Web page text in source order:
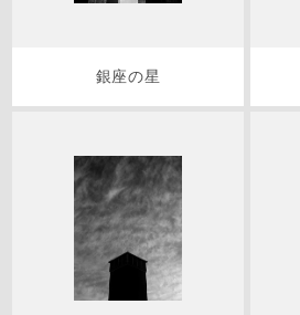
銀座の星